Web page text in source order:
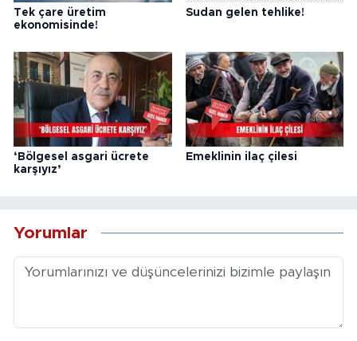
Tek çare üretim
ekonomisinde!
Sudan gelen tehlike!
‘Bölgesel asgari ücrete
karşıyız’
Emeklinin ilaç çilesi
Yorumlar